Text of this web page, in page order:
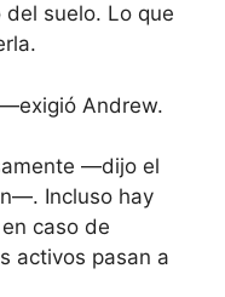
suelo. Lo que
Andrew.
—dijo el
Incluso hay
caso de
activos pasan a